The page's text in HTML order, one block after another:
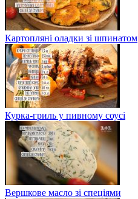
Картопляні оладки зі шпинатом
Курка-гриль у пивному соусі
Вершкове масло зі спеціями